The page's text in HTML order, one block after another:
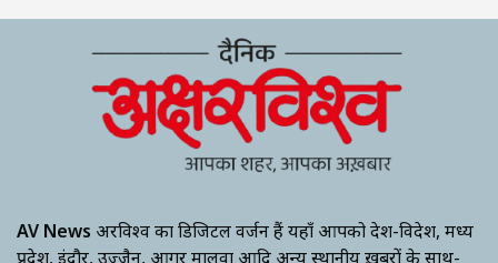
AV News अक्षरविश्व का डिजिटल वर्जन हैं यहाँ आपको देश-विदेश, मध्य
प्रदेश, इंदौर, उज्जैन, आगर मालवा आदि अन्य स्थानीय ख़बरों के साथ-